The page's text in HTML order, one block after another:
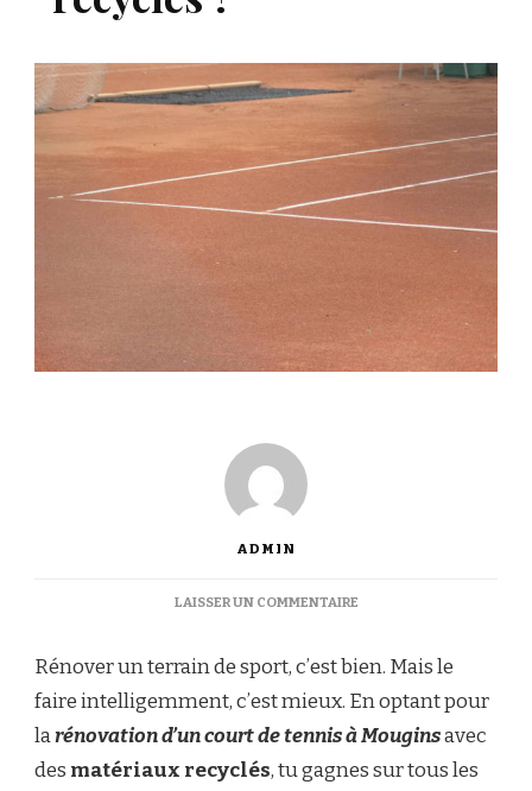
ADMIN
LAISSER UN COMMENTAIRESUR
LES
AVANTAGES
D’UNE
RÉNOVATION
COURT
Rénover un terrain de sport, c’est bien. Mais le
faire intelligemment, c’est mieux. En optant pour
larénovation d’un court de tennis à Mouginsavec
des matériaux recyclés, tu gagnes sur tous les